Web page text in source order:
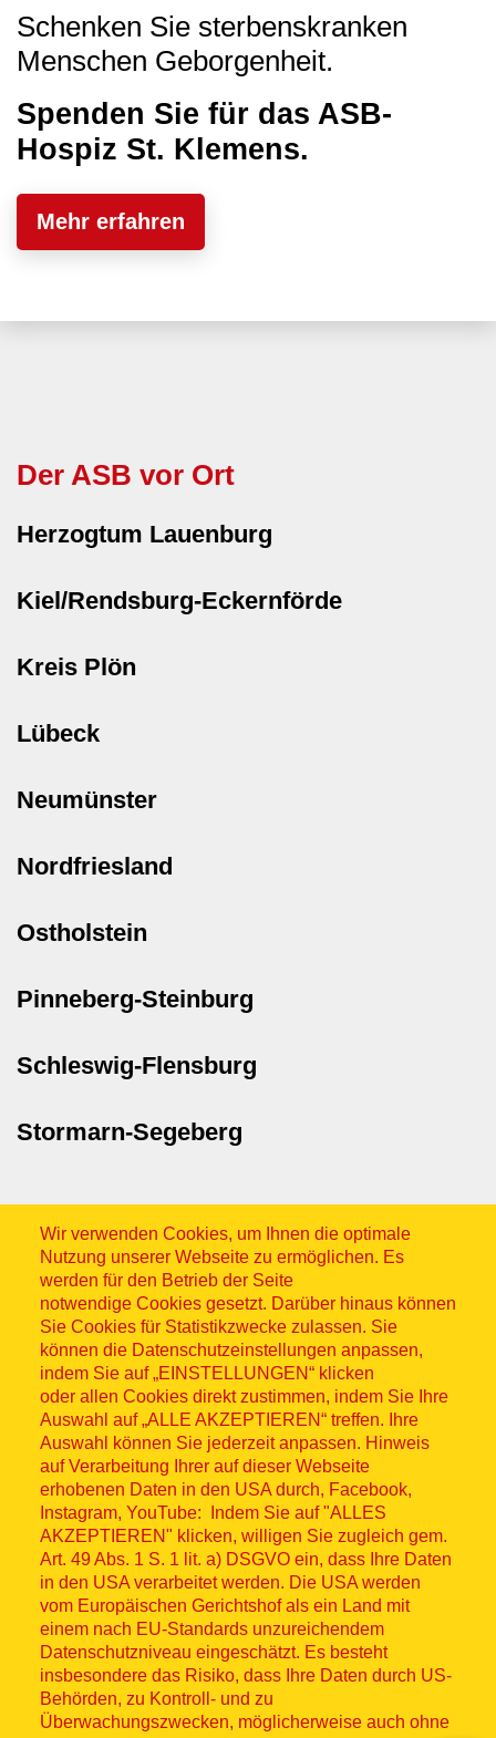
Schenken Sie sterbenskranken
Menschen Geborgenheit.
Spenden Sie für das ASB-
Hospiz St. Klemens.
Mehr erfahren
Der ASB vor Ort
Herzogtum Lauenburg
Kiel/Rendsburg-Eckernförde
Kreis Plön
Lübeck
Neumünster
Nordfriesland
Ostholstein
Pinneberg-Steinburg
Schleswig-Flensburg
Stormarn-Segeberg
Wir verwenden Cookies, um Ihnen die optimale
Nutzung unserer Webseite zu ermöglichen. Es
werden für den Betrieb der Seite
notwendige Cookies gesetzt. Darüber hinaus können
Sie Cookies für Statistikzwecke zulassen. Sie
können die Datenschutzeinstellungen anpassen,
indem Sie auf „EINSTELLUNGEN“ klicken
oder allen Cookies direkt zustimmen, indem Sie Ihre
Auswahl auf „ALLE AKZEPTIEREN“ treffen. Ihre
Auswahl können Sie jederzeit anpassen. Hinweis
auf Verarbeitung Ihrer auf dieser Webseite
erhobenen Daten in den USA durch, Facebook,
Instagram, YouTube: Indem Sie auf "ALLES
AKZEPTIEREN" klicken, willigen Sie zugleich gem.
Art. 49 Abs. 1 S. 1 lit. a) DSGVO ein, dass Ihre Daten
in den USA verarbeitet werden. Die USA werden
vom Europäischen Gerichtshof als ein Land mit
einem nach EU-Standards unzureichendem
Datenschutzniveau eingeschätzt. Es besteht
insbesondere das Risiko, dass Ihre Daten durch US-
Behörden, zu Kontroll- und zu
Überwachungszwecken, möglicherweise auch ohne
Sitemap
© ASB 2026
Fußzeilenmenü
Impressum
Datenschutz
Kontakt
Hinweisgebersystem
Lieferkette